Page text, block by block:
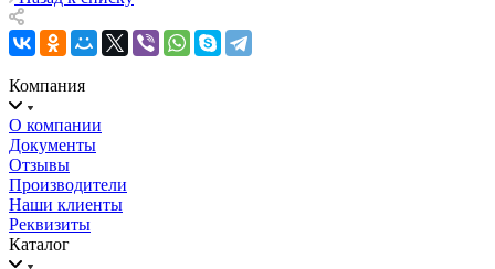
Компания
О компании
Документы
Отзывы
Производители
Наши клиенты
Реквизиты
Каталог